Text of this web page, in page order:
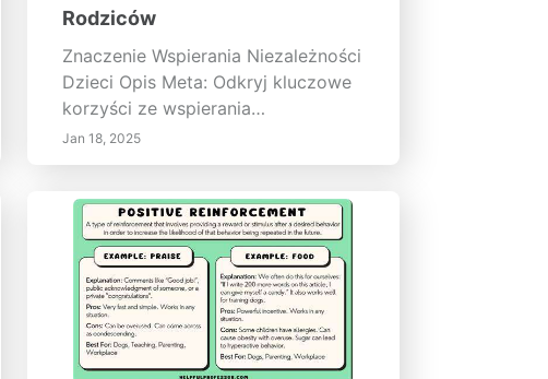
Rodziców
Znaczenie Wspierania Niezależności
Dzieci Opis Meta: Odkryj kluczowe
korzyści ze wspierania
niezależności u dzieci. Poznaj
praktyczne strategie dla rodziców,
budować pewność siebie i
poprawiać umiejętności
rozwiązywania problemów. Stwórz
wspierające otoczenie, które
pielęgnuje odporność i krytyczne
myślenie.--- Wspieranie
niezależności u dzieci jest istotnym
Jan 18, 2025